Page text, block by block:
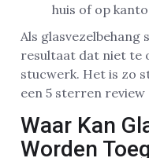
huis of op
Als
resultaat dat niet te
stucwerk. Het is zo
een 5 sterren
Waar Kan
Worden